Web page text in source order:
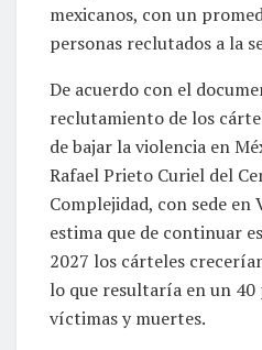
mexicanos, con un
personas reclutados a la
De acuerdo con el
reclutamiento de los
de bajar la violencia en
Rafael Prieto Curiel del
Complejidad, con sede en
estima que de continuar
2027 los cárteles
lo que resultaría en un 40
víctimas y muertes.